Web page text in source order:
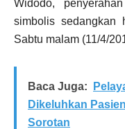
Widodo,
simbolis sedangkan
Sabtu malam (11/4/
Baca Juga:
Dikeluhkan
Sorotan